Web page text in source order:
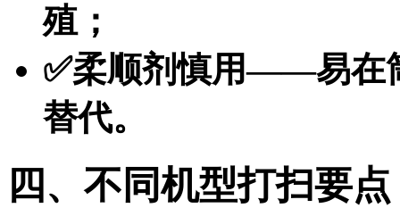
殖；
✅柔顺剂慎用——易在
替代。
四、不同机型打扫要点